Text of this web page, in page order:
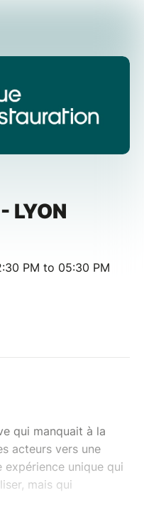
LYON
PM to 05:30 PM
qui manquait à la
acteurs vers une
expérience unique qui
mais qui